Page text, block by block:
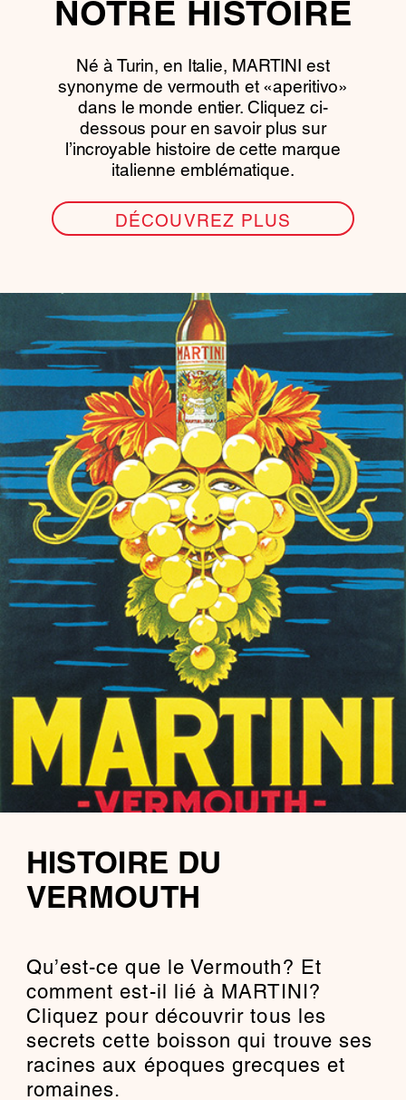
NOTRE HISTOIRE
Né à Turin, en Italie, MARTINI est
synonyme de vermouth et «aperitivo»
dans le monde entier. Cliquez ci-
dessous pour en savoir plus sur
l’incroyable histoire de cette marque
italienne emblématique.
DÉCOUVREZ PLUS
HISTOIRE DU
VERMOUTH
Qu’est-ce que le Vermouth? Et
comment est-il lié à MARTINI?
Cliquez pour découvrir tous les
secrets cette boisson qui trouve ses
racines aux époques grecques et
romaines.